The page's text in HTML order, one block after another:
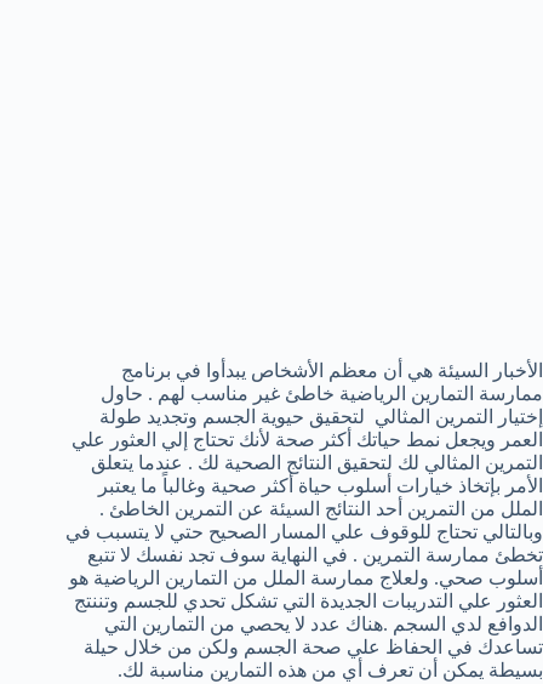
الأخبار السيئة هي أن معظم الأشخاص يبدأوا في برنامج
ممارسة التمارين الرياضية خاطئ غير مناسب لهم . حاول
إختيار التمرين المثالي لتحقيق حيوية الجسم وتجديد طولة
العمر ويجعل نمط حياتك أكثر صحة لأنك تحتاج إلي العثور علي
التمرين المثالي لك لتحقيق النتائج الصحية لك . عندما يتعلق
الأمر بإتخاذ خيارات أسلوب حياة أكثر صحية وغالباً ما يعتبر
الملل من التمرين أحد النتائج السيئة عن التمرين الخاطئ .
وبالتالي تحتاج للوقوف علي المسار الصحيح حتي لا يتسبب في
تخطئ ممارسة التمرين . في النهاية سوف تجد نفسك لا تتبع
أسلوب صحي. ولعلاج ممارسة الملل من التمارين الرياضية هو
العثور علي التدريبات الجديدة التي تشكل تحدي للجسم وتننتج
الدوافع لدي السجم .هناك عدد لا يحصي من التمارين التي
تساعدك في الحفاظ علي صحة الجسم ولكن من خلال حيلة
بسيطة يمكن أن تعرف أي من هذه التمارين مناسبة لك.